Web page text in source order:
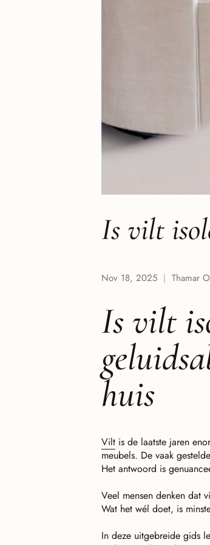
Is vilt
Nov 18, 2025 Thamar
Is vilt
huis
Vilt is de laatste jaren
meubels. De vaak
Het antwoord is
Veel mensen denken dat
Wat het wél doet, is
In deze uitgebreide gids